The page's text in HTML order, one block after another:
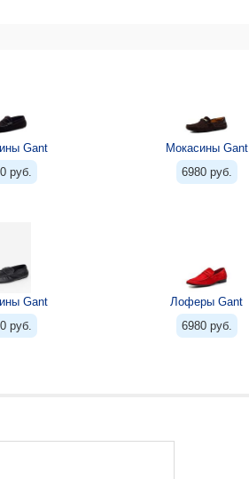
Gant
руб.
Мокасины Gant
6980 руб.
Gant
руб.
Лоферы Gant
6980 руб.